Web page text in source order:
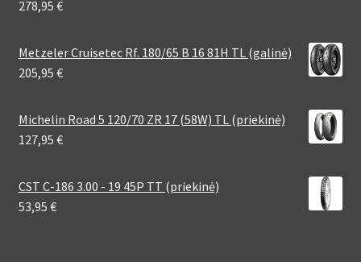
278,95 €
Metzeler Cruisetec Rf. 180/65 B 16 81H TL (galinė)
205,95 €
Michelin Road 5 120/70 ZR 17 (58W) TL (priekinė)
127,95 €
CST C-186 3.00 - 19 45P TT (priekinė)
53,95 €